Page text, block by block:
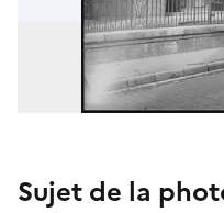
Sujet de la